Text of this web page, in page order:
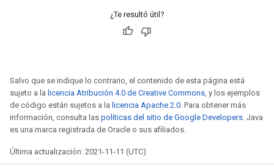
¿Te resultó útil?
Salvo que se indique lo contrario, el contenido de esta página está
sujeto a la licencia Atribución 4.0 de Creative Commons , y los ejemplos
de código están sujetos a la licencia Apache 2.0 . Para obtener más
información, consulta las políticas del sitio de Google Developers . Java
es una marca registrada de Oracle o sus afiliados.
Última actualización: 2021-11-11 (UTC)